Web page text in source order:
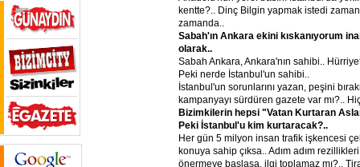
kentte?.. Dinç Bilgin yapmak istedi
zamanda..
Sabah'ın Ankara ekini kıskanıyorum
olarak..
Sabah Ankara, Ankara'nın sahibi..
Peki nerde İstanbul'un sahibi..
İstanbul'un sorunlarını yazan, peşini
kampanyayı sürdüren gazete var mı?..
Bizimkilerin hepsi "Vatan Kurtaran
Peki İstanbul'u kim kurtaracak?..
Her gün 5 milyon insan trafik işkencesi
konuya sahip çıksa.. Adım adım
önermeye başlasa, ilgi toplamaz mı?..